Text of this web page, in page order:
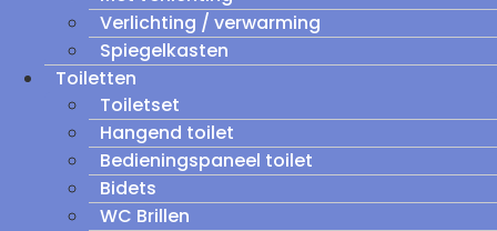
Verlichting / verwarming
Spiegelkasten
Toiletten
Toiletset
Hangend toilet
Bedieningspaneel toilet
Bidets
WC Brillen